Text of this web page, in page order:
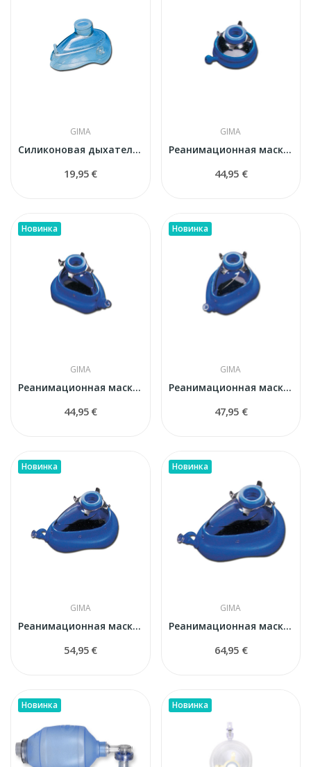
GIMA
Силиконовая дыхательная маска GIMA № 5...
19,95 €
GIMA
Реанимационная маска GIMA PLUS № 2 с надувной...
44,95 €
Новинка
GIMA
Реанимационная маска GIMA PLUS № 3 с надувной...
44,95 €
Новинка
GIMA
Реанимационная маска GIMA PLUS № 4 с надувной...
47,95 €
Новинка
GIMA
Реанимационная маска GIMA PLUS № 5 с надувной...
54,95 €
Новинка
GIMA
Реанимационная маска GIMA PLUS № 6 с надувной...
64,95 €
Новинка Новинка